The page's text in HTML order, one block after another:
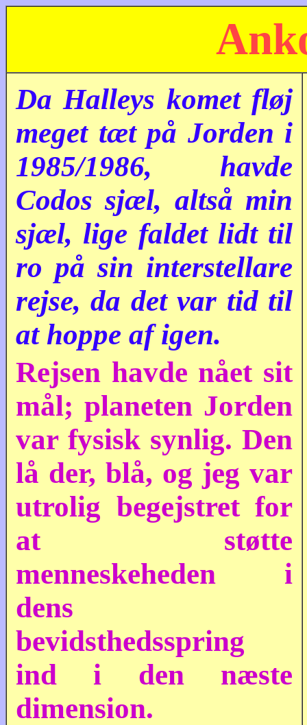
Da Halleys komet fløj
meget tæt på Jorden i
1985/1986, havde
Codos sjæl, altså min
sjæl, lige faldet lidt til
ro på sin interstellare
rejse, da det var tid til
at hoppe af igen.
Rejsen havde nået sit
mål; planeten Jorden
var fysisk synlig. Den
lå der, blå, og jeg var
utrolig begejstret for
at støtte
menneskeheden i
dens
bevidsthedsspring
ind i den næste
dimension.